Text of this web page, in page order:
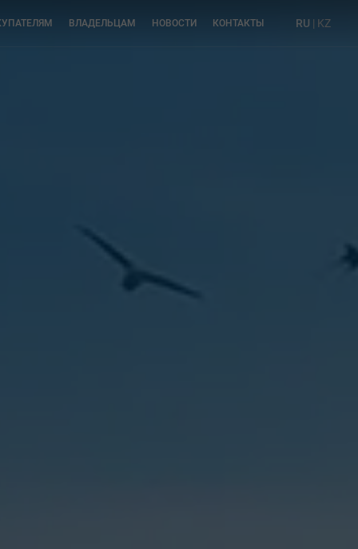
ВЛАДЕЛЬЦАМ НОВОСТИ КОНТАКТЫ RU | KZ